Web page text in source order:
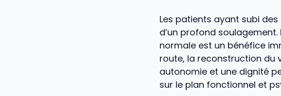
Les patients ayant subi
d’un profond
normale est un bénéfice
route, la reconstruction du
autonomie et une dignité
sur le plan fonctionnel et